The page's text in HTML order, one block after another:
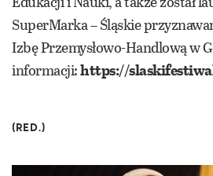
SuperMarka – Śląskie
Izbę Przemysłowo-Handlową w
informacji:https://
(RED.)